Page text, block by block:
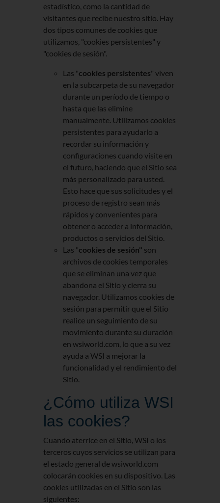
estadístico, como la cantidad de
visitantes que recibe nuestro sitio. Hay
dos tipos comunes de cookies que
utilizamos, "cookies persistentes" y
"cookies de sesión".
Las "cookies persistentes" viven
en la subcarpeta de su navegador
durante un período de tiempo o
hasta que las elimine
manualmente. Utilizamos cookies
persistentes para ayudarlo a
recordar su información y
configuraciones cuando visite en
el futuro, haciendo que el Sitio sea
más personalizado para usted.
Esto hace que sus solicitudes y el
proceso de registro sean más
rápidos y convenientes para
obtener o acceder a información,
productos o servicios del Sitio.
Las "cookies de sesión" son
archivos de cookies temporales
que se eliminan una vez que
abandona el Sitio y cierra su
navegador. Utilizamos cookies de
sesión para permitir que el Sitio
realice un seguimiento de su
movimiento durante su duración
en wsiworld.com, lo que a su vez
ayuda a WSI a mejorar la
funcionalidad y el rendimiento del
Sitio.
¿Cómo utiliza WSI
las cookies?
Cuando aterrice en el Sitio, WSI o los
terceros cuyos servicios se utilizan para
el estado general de wsiworld.com
colocarán cookies en su dispositivo. Las
cookies utilizadas en el Sitio son las
siguientes: